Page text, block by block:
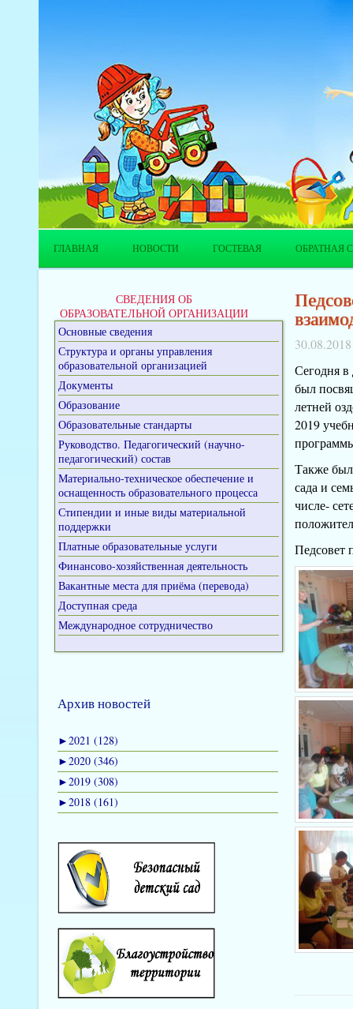
ГЛАВНАЯ НОВОСТИ ГОСТЕВАЯ ОБРАТНАЯ
СВЕДЕНИЯ ОБ
ОБРАЗОВАТЕЛЬНОЙ ОРГАНИЗАЦИИ
Основные сведения
Структура и органы управления
образовательной организацией
Документы
Образование
Образовательные стандарты
Руководство. Педагогический (научно-
педагогический) состав
Материально-техническое обеспечение и
оснащенность образовательного процесса
Стипендии и иные виды материальной
поддержки
Платные образовательные услуги
Финансово-хозяйственная деятельность
Вакантные места для приёма (перевода)
Доступная среда
Международное сотрудничество
Архив новостей
►2021 (128)
►2020 (346)
►2019 (308)
►2018 (161)
30.08.2018
Сегодня
был
летней
2019
Также
сада и
числе-
Педсовет